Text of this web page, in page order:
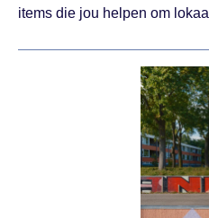
items die jou helpen om